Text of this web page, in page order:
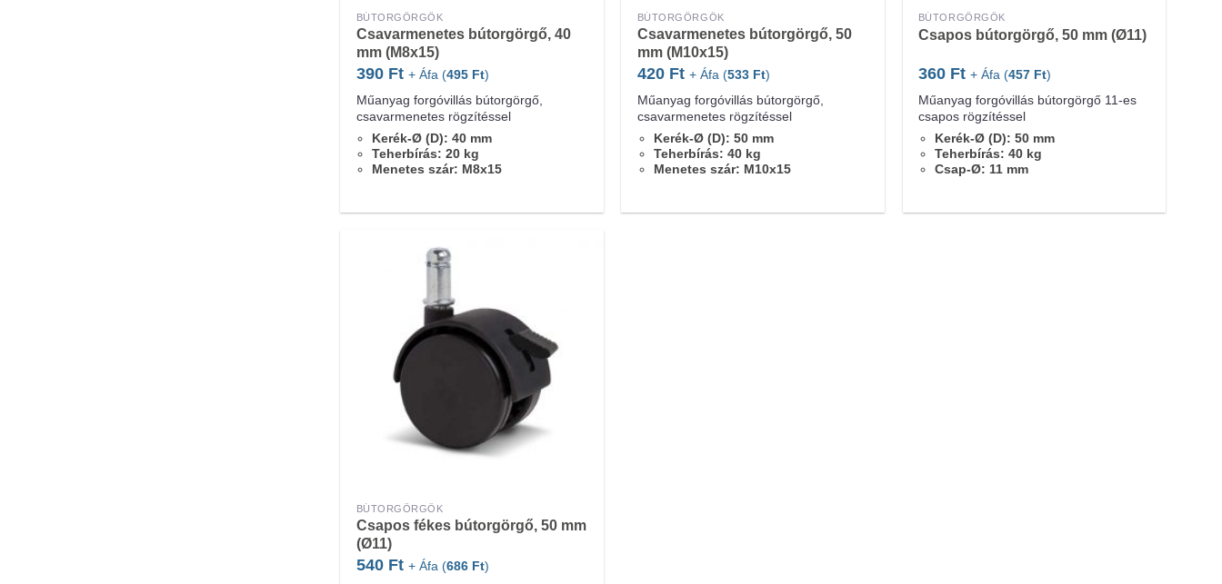
BÚTORGÖRGŐK
Csavarmenetes bútorgörgő, 40
mm (M8x15)
390 Ft + Áfa (495 Ft)
Műanyag forgóvillás bútorgörgő,
csavarmenetes rögzítéssel
Kerék-Ø (D): 40 mm
Teherbírás: 20 kg
Menetes szár: M8x15
BÚTORGÖRGŐK
Csavarmenetes bútorgörgő, 50
mm (M10x15)
420 Ft + Áfa (533 Ft)
Műanyag forgóvillás bútorgörgő,
csavarmenetes rögzítéssel
Kerék-Ø (D): 50 mm
Teherbírás: 40 kg
Menetes szár: M10x15
BÚTORGÖRGŐK
Csapos bútorgörgő, 50 mm (Ø11)
360 Ft + Áfa (457 Ft)
Műanyag forgóvillás bútorgörgő 11-es
csapos rögzítéssel
Kerék-Ø (D): 50 mm
Teherbírás: 40 kg
Csap-Ø: 11 mm
BÚTORGÖRGŐK
Csapos fékes bútorgörgő, 50 mm
(Ø11)
540 Ft + Áfa (686 Ft)